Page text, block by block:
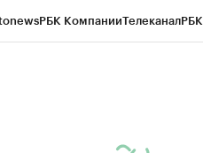
РБК КомпанииТелеканал